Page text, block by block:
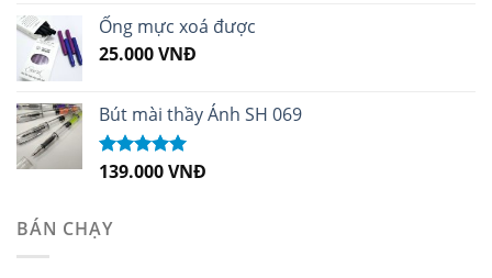
sao
Ống mực xoá được
25.000VNĐ
Bút mài thầy Ánh SH 069
Được xếp
139.000VNĐ
BÁN CHẠY